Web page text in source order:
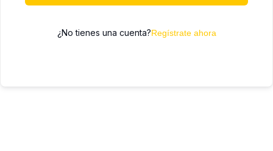
¿No tienes una cuenta?Regístrate ahora